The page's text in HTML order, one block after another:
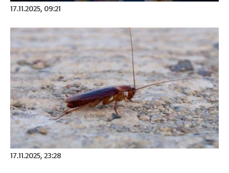
17.11.2025, 09:21
17.11.2025, 23:28